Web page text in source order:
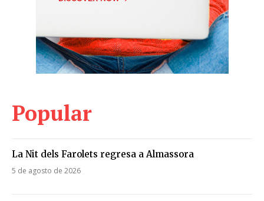
Popular
La Nit dels Farolets regresa a Almassora
5 de agosto de 2026